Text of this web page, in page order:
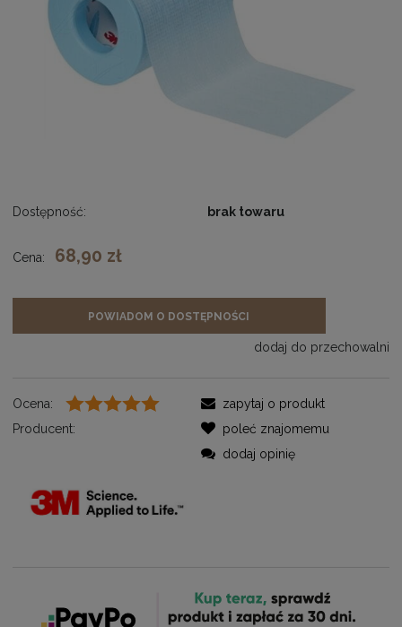
Dostępność: brak towaru
Cena: 68,90 zł
POWIADOM O DOSTĘPNOŚCI
dodaj do przechowalni
Ocena:
Producent:
zapytaj o produkt
poleć znajomemu
dodaj opinię